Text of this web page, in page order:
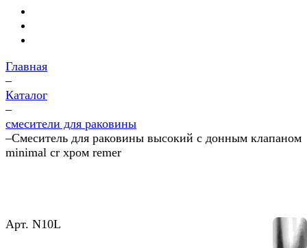
Главная
–
Каталог
–
смесители для раковины
–Смеситель для раковины высокий с донным клапаном
minimal cr хром remer
Арт. N10L